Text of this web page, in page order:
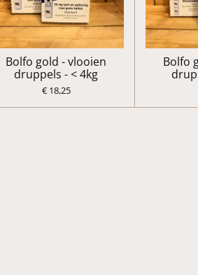
Bolfo gold - vlooien
druppels - < 4kg
€ 18,25
Bolfo